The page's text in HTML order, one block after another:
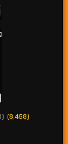
(8,458)